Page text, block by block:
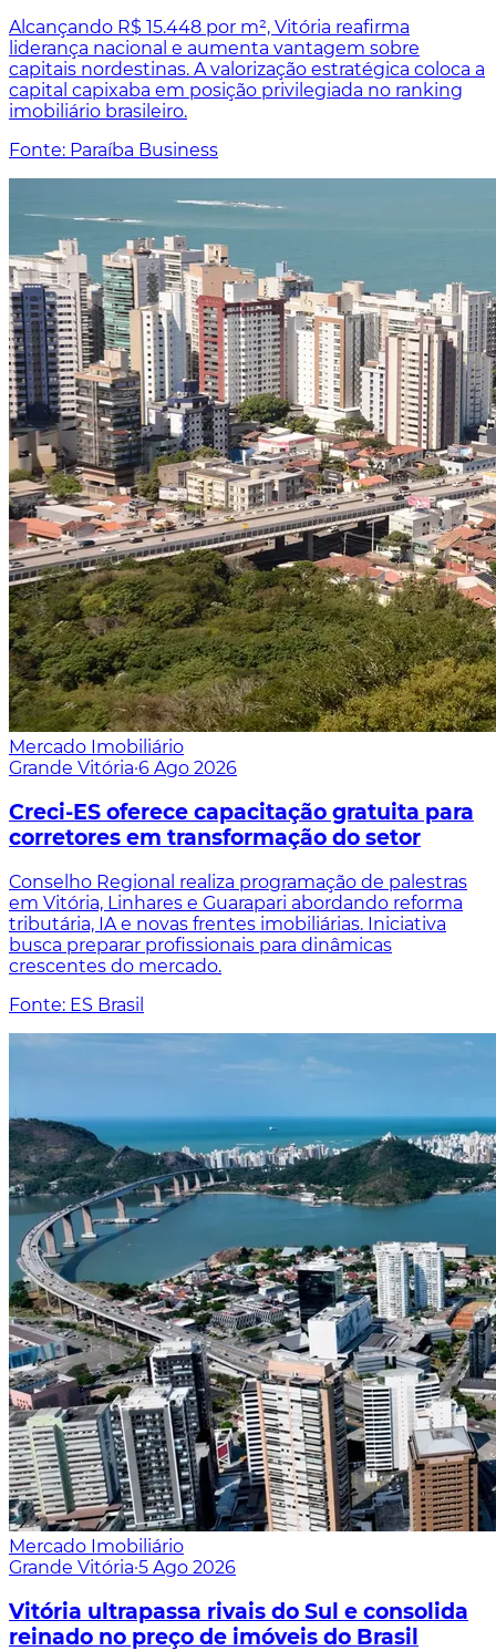
Alcançando R$ 15.448 por m², Vitória reafirma
liderança nacional e aumenta vantagem sobre
capitais nordestinas. A valorização estratégica coloca a
capital capixaba em posição privilegiada no ranking
imobiliário brasileiro.
Fonte: Paraíba Business
Mercado Imobiliário
Grande Vitória·6 Ago 2026
Creci-ES oferece capacitação gratuita para
corretores em transformação do setor
Conselho Regional realiza programação de palestras
em Vitória, Linhares e Guarapari abordando reforma
tributária, IA e novas frentes imobiliárias. Iniciativa
busca preparar profissionais para dinâmicas
crescentes do mercado.
Fonte: ES Brasil
Mercado Imobiliário
Grande Vitória·5 Ago 2026
Vitória ultrapassa rivais do Sul e consolida
reinado no preço de imóveis do Brasil